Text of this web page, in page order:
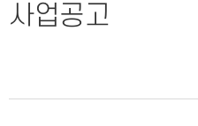
사업공고